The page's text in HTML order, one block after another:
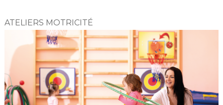
ATELIERS MOTRICITÉ